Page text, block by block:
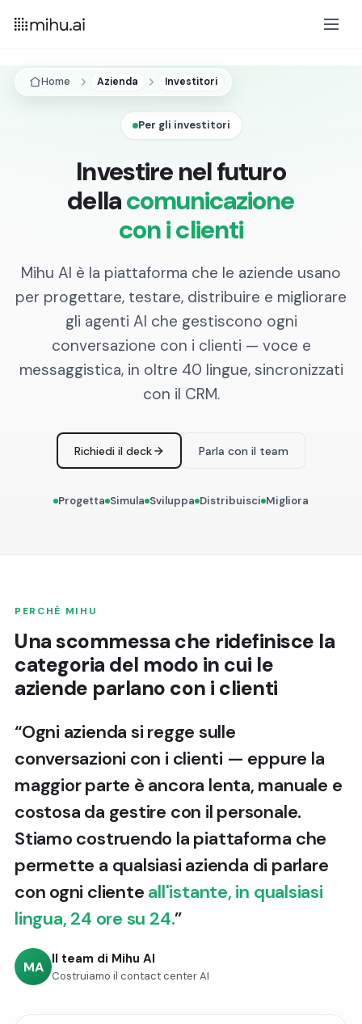
Home Azienda Investitori
Per gli investitori
Investire nel futuro
dellacomunicazione
con i clienti
Mihu AI è la piattaforma che le aziende usano
per progettare, testare, distribuire e migliorare
gli agenti AI che gestiscono ogni
conversazione con i clienti — voce e
messaggistica, in oltre 40 lingue, sincronizzati
con il CRM.
Richiedi il deck Parla con il team
Progetta Simula Sviluppa Distribuisci Migliora
PERCHÉ MIHU
Una scommessa che ridefinisce la
categoria del modo in cui le
aziende parlano con i clienti
“Ogni azienda si regge sulle
conversazioni con i clienti — eppure la
maggior parte è ancora lenta, manuale e
costosa da gestire con il personale.
Stiamo costruendo la piattaforma che
permette a qualsiasi azienda di parlare
con ogni cliente all'istante, in qualsiasi
lingua, 24 ore su 24.”
MA Il team di Mihu AI
Costruiamo il contact center AI